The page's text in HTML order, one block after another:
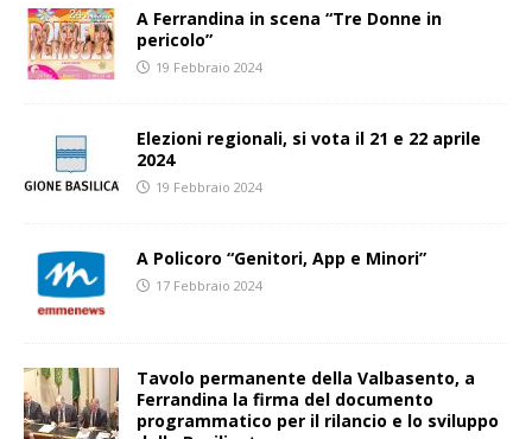
A Ferrandina in scena “Tre Donne in
pericolo”
19 Febbraio 2024
Elezioni regionali, si vota il 21 e 22 aprile
2024
19 Febbraio 2024
A Policoro “Genitori, App e Minori”
17 Febbraio 2024
Tavolo permanente della Valbasento, a
Ferrandina la firma del documento
programmatico per il rilancio e lo sviluppo